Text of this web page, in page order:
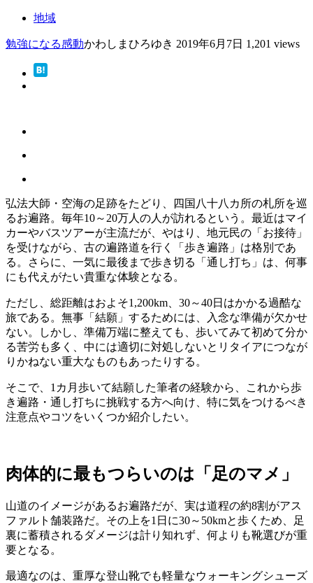
地域
勉強になる感動かわしまひろゆき 2019年6月7日 1,201 views
弘法大師・空海の足跡をたどり、四国八十八カ所の札所を巡
るお遍路。毎年10～20万人の人が訪れるという。最近はマイ
カーやバスツアーが主流だが、やはり、地元民の「お接待」
を受けながら、古の遍路道を行く「歩き遍路」は格別であ
る。さらに、一気に最後まで歩き切る「通し打ち」は、何事
にも代えがたい貴重な体験となる。
ただし、総距離はおよそ1,200km、30～40日はかかる過酷な
旅である。無事「結願」するためには、入念な準備が欠かせ
ない。しかし、準備万端に整えても、歩いてみて初めて分か
る苦労も多く、中には適切に対処しないとリタイアにつなが
りかねない重大なものもあったりする。
そこで、1カ月歩いて結願した筆者の経験から、これから歩
き遍路・通し打ちに挑戦する方へ向け、特に気をつけるべき
注意点やコツをいくつか紹介したい。
肉体的に最もつらいのは「足のマメ」
山道のイメージがあるお遍路だが、実は道程の約8割がアス
ファルト舗装路だ。その上を1日に30～50kmと歩くため、足
裏に蓄積されるダメージは計り知れず、何よりも靴選びが重
要となる。
最適なのは、重厚な登山靴でも軽量なウォーキングシューズ